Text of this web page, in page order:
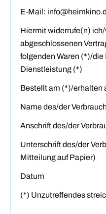
E-Mail:
Hiermit widerrufe(n)
abgeschlossenen
folgenden Waren (*)/die
Dienstleistung (*)
Bestellt am (*)/erhalten
Name des/der
Anschrift des/der
Unterschrift des/der
Mitteilung auf Papier)
Datum
(*) Unzutreffendes